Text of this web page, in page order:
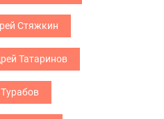
Стяжкин
Татаринов